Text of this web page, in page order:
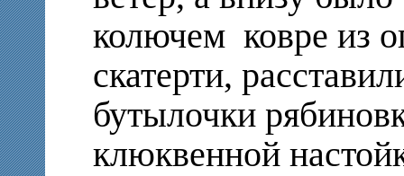
колючем ковре из
скатерти,
бутылочки
клюквенной